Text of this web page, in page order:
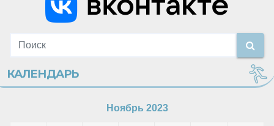
КАЛЕНДАРЬ
Ноябрь 2023